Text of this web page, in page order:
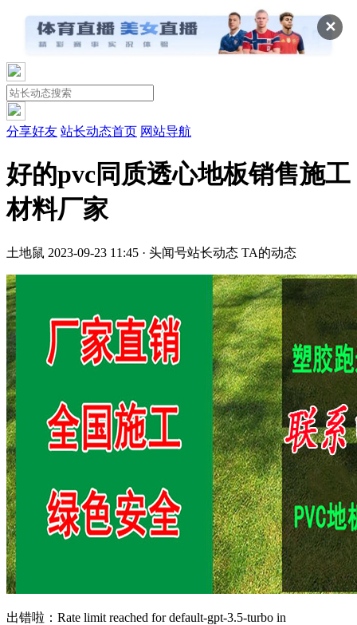
✕
分享好友 站长动态首页 网站导航
好的pvc同质透心地板销售施工
材料厂家
土地鼠 2023-09-23 11:45 · 头闻号站长动态 TA的动态
出错啦：Rate limit reached for default-gpt-3.5-turbo in